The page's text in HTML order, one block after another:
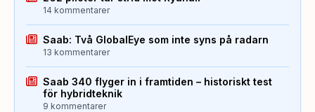
14 kommentarer
Saab: Två GlobalEye som inte syns på radarn
13 kommentarer
Saab 340 flyger in i framtiden – historiskt test
för hybridteknik
9 kommentarer